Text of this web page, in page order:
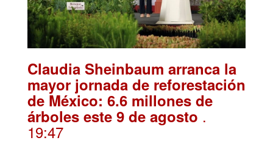
Claudia Sheinbaum arranca la
mayor jornada de reforestación
de México: 6.6 millones de
árboles este 9 de agosto .
19:47